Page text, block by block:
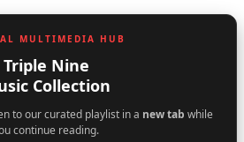
MULTIMEDIA HUB
Triple Nine
Collection
to our curated playlist in a new tab while
continue reading.